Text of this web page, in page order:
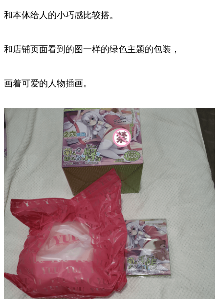
和本体给人的小巧感比较搭。
和店铺页面看到的图一样的绿色主题的包装，
画着可爱的人物插画。